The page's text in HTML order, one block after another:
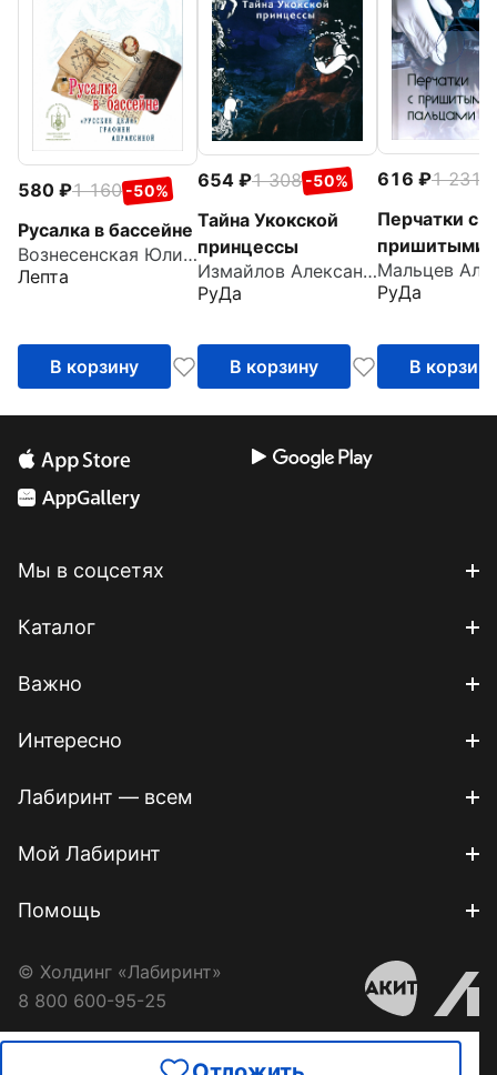
580 1 160 -50%
Русалка в бассейне
Вознесенская Юлия Николаевна
Лепта
В корзину
654 1 308 -50%
Тайна Укокской
принцессы
Измайлов Александр
РуДа
В корзину
616 1 231
Перчатки с
пришитыми
пальцами
РуДа
В корзину
Мы в соцсетях
Каталог
Важно
Интересно
Лабиринт — всем
Мой Лабиринт
Помощь
© Холдинг «Лабиринт»
8 800 600-95-25